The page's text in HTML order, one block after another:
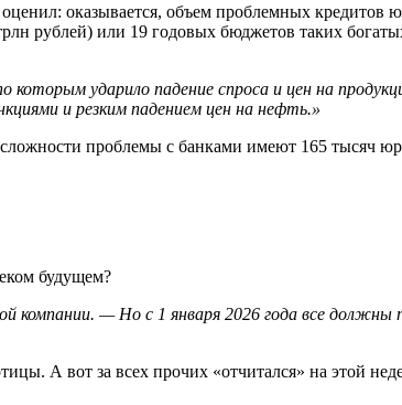
оказывается, объем проблемных кредитов
рублей) или 19 годовых бюджетов таких
которым ударило падение спроса и цен на
и резким падением цен на нефть.»
проблемы с банками имеют 165 тысяч
будущем?
компании. — Но с 1 января 2026 года все должны
А вот за всех прочих «отчитался» на этой